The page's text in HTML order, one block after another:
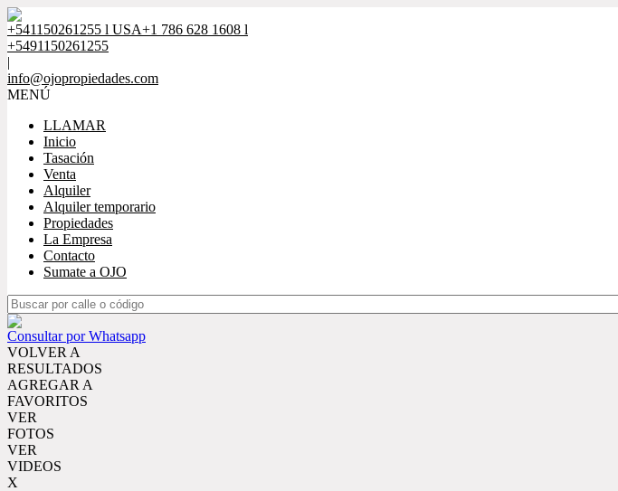
+541150261255 l USA+1 786 628 1608 l
+5491150261255
|
info@ojopropiedades.com
MENÚ
LLAMAR
Inicio
Tasación
Venta
Alquiler
Alquiler temporario
Propiedades
La Empresa
Contacto
Sumate a OJO
Consultar por Whatsapp
VOLVER A
RESULTADOS
AGREGAR A
FAVORITOS
VER
FOTOS
VER
VIDEOS
X